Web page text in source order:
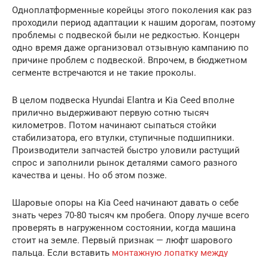
Одноплатформенные корейцы этого поколения как раз
проходили период адаптации к нашим дорогам, поэтому
проблемы с подвеской были не редкостью. Концерн
одно время даже организовал отзывную кампанию по
причине проблем с подвеской. Впрочем, в бюджетном
сегменте встречаются и не такие проколы.
В целом подвеска Hyundai Elantra и Kia Ceed вполне
прилично выдерживают первую сотню тысяч
километров. Потом начинают сыпаться стойки
стабилизатора, его втулки, ступичные подшипники.
Производители запчастей быстро уловили растущий
спрос и заполнили рынок деталями самого разного
качества и цены. Но об этом позже.
Шаровые опоры на Kia Ceed начинают давать о себе
знать через 70-80 тысяч км пробега. Опору лучше всего
проверять в нагруженном состоянии, когда машина
стоит на земле. Первый признак — люфт шарового
пальца. Если вставить монтажную лопатку между